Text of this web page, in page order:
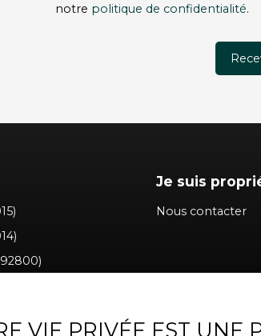
notre politique de confidentialité.
Je suis
Nous contacter
VIE PRIVÉE EST UNE